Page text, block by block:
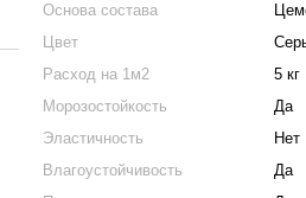
Основа состава
Цвет
Расход на 1м2
5 кг
Морозостойкость
Да
Эластичность
Нет
Влагоустойчивость
Да